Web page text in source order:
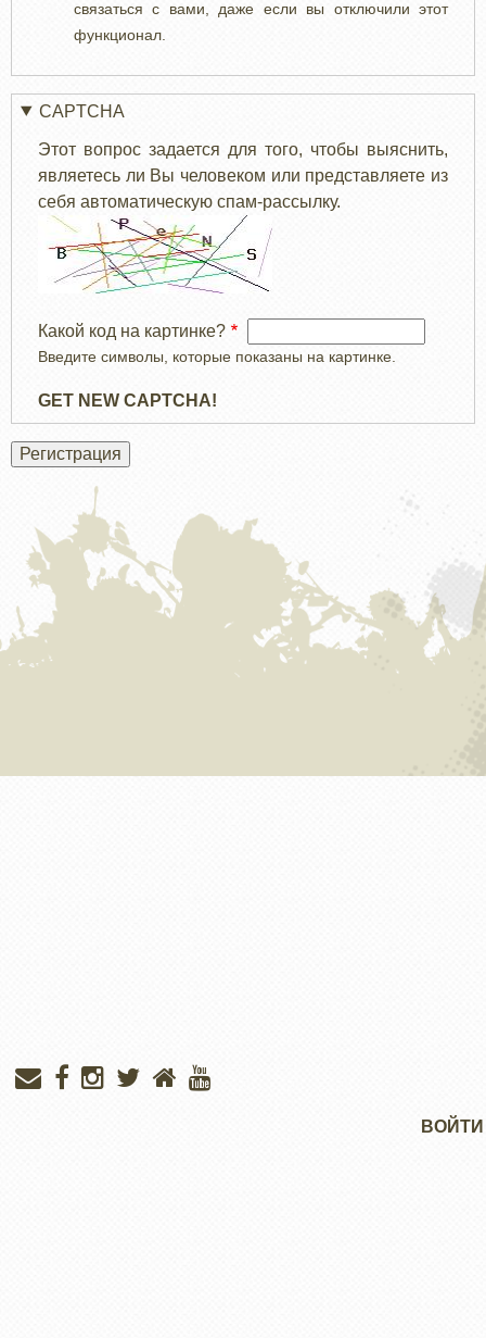
связаться с вами, даже если вы отключили этот
функционал.
CAPTCHA
Этот вопрос задается для того, чтобы выяснить,
являетесь ли Вы человеком или представляете из
себя автоматическую спам-рассылку.
Какой код на картинке?
Введите символы, которые показаны на картинке.
GET NEW CAPTCHA!
ВОЙТИ